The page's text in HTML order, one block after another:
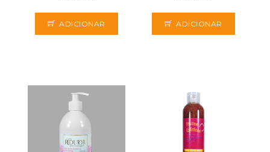
ADICIONAR ADICIONAR